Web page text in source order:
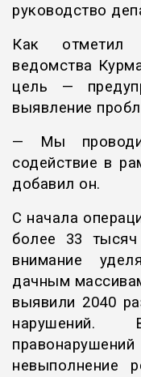
руководство
Как отметил
ведомства
цель —
выявление
— Мы
содействие в
добавил он.
С начала
более 33
внимание
дачным
выявили 2040
невыполнение